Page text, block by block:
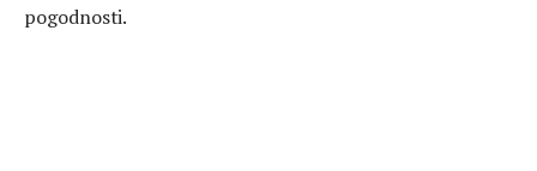
pogodnosti.